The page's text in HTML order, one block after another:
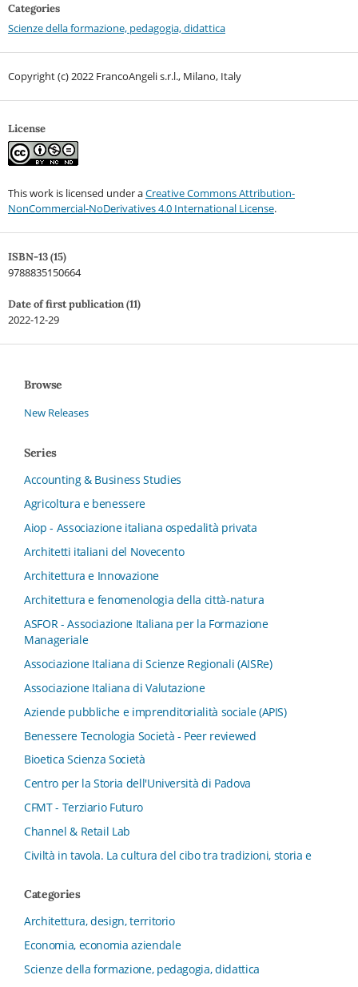
Categories
Scienze della formazione, pedagogia, didattica
Copyright (c) 2022 FrancoAngeli s.r.l., Milano, Italy
License
This work is licensed under aCreative Commons Attribution-
NonCommercial-NoDerivatives 4.0 International License.
ISBN-13 (15)
9788835150664
Date of first publication (11)
2022-12-29
Browse
New Releases
Series
Accounting & Business Studies
Agricoltura e benessere
Aiop - Associazione italiana ospedalità privata
Architetti italiani del Novecento
Architettura e Innovazione
Architettura e fenomenologia della città-natura
ASFOR - Associazione Italiana per la Formazione
Manageriale
Associazione Italiana di Scienze Regionali (AISRe)
Associazione Italiana di Valutazione
Aziende pubbliche e imprenditorialità sociale (APIS)
Benessere Tecnologia Società - Peer reviewed
Bioetica Scienza Società
Centro per la Storia dell'Università di Padova
CFMT - Terziario Futuro
Channel & Retail Lab
Civiltà in tavola. La cultura del cibo tra tradizioni, storia e
Collana del Dipartimento di Scienze Aziendali, Management
dell’Economia Università di Bologna
Categories
Architettura, design, territorio
Economia, economia aziendale
Scienze della formazione, pedagogia, didattica